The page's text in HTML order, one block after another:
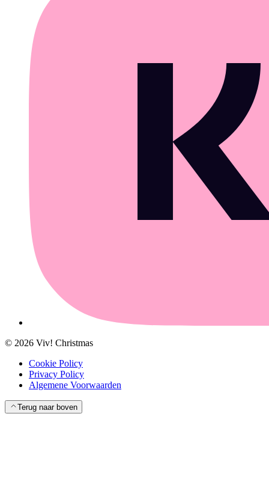
© 2026 Viv! Christmas
Cookie Policy
Privacy Policy
Algemene Voorwaarden
Terug naar boven